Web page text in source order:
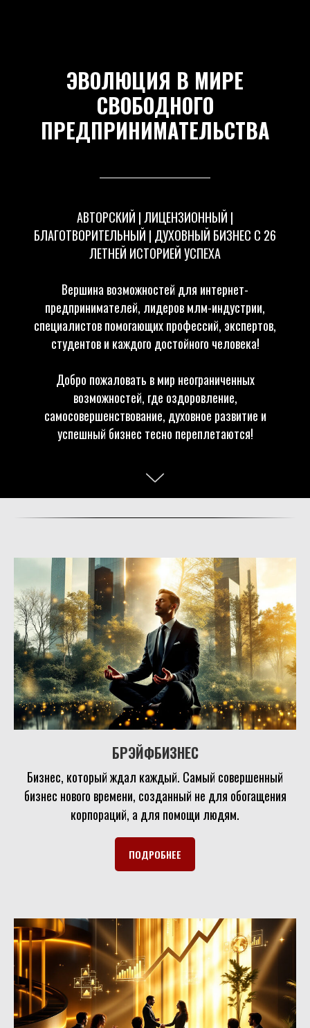
ЭВОЛЮЦИЯ В МИРЕ
СВОБОДНОГО
ПРЕДПРИНИМАТЕЛЬСТВА
АВТОРСКИЙ | ЛИЦЕНЗИОННЫЙ |
БЛАГОТВОРИТЕЛЬНЫЙ | ДУХОВНЫЙ БИЗНЕС С 26
ЛЕТНЕЙ ИСТОРИЕЙ УСПЕХА
Вершина возможностей для интернет-
предпринимателей, лидеров млм-индустрии,
специалистов помогающих профессий, экспертов,
студентов и каждого достойного человека!
Добро пожаловать в мир неограниченных
возможностей, где оздоровление,
самосовершенствование, духовное развитие и
успешный бизнес тесно переплетаются!
БРЭЙФБИЗНЕС
Бизнес, который ждал каждый. Самый совершенный
бизнес нового времени, созданный не для обогащения
корпораций, а для помощи людям.
ПОДРОБНЕЕ